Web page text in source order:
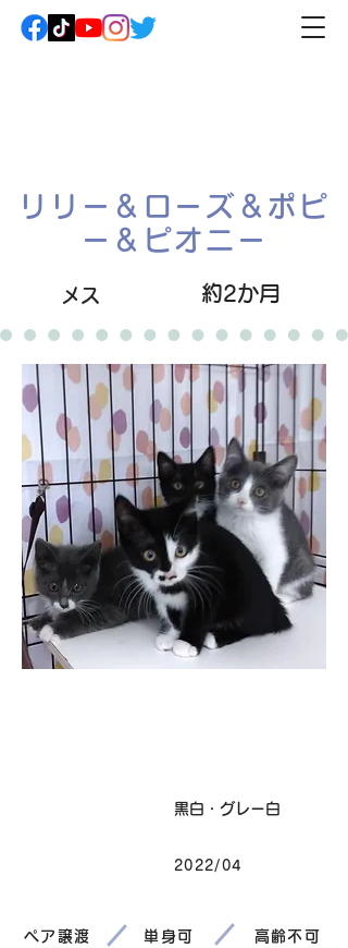
リリー＆ローズ＆ポピ
ー＆ピオニー
メス 約2か月
黒白・グレー白
2022/04
ペア譲渡 単身可 高齢不可